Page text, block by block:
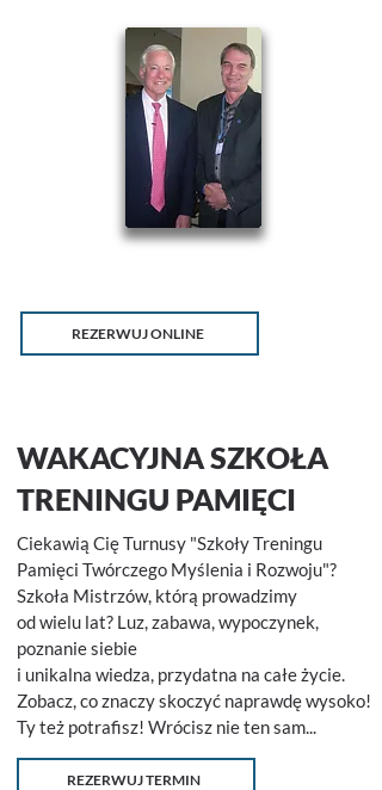
REZERWUJ ONLINE
WAKACYJNA SZKOŁA
TRENINGU PAMIĘCI
Ciekawią Cię Turnusy "Szkoły Treningu
Pamięci Twórczego Myślenia i Rozwoju"?
Szkoła Mistrzów, którą prowadzimy
od wielu lat? Luz, zabawa, wypoczynek,
poznanie siebie
i unikalna wiedza, przydatna na całe życie.
Zobacz, co znaczy skoczyć naprawdę wysoko!
Ty też potrafisz! Wrócisz nie ten sam...
REZERWUJ TERMIN